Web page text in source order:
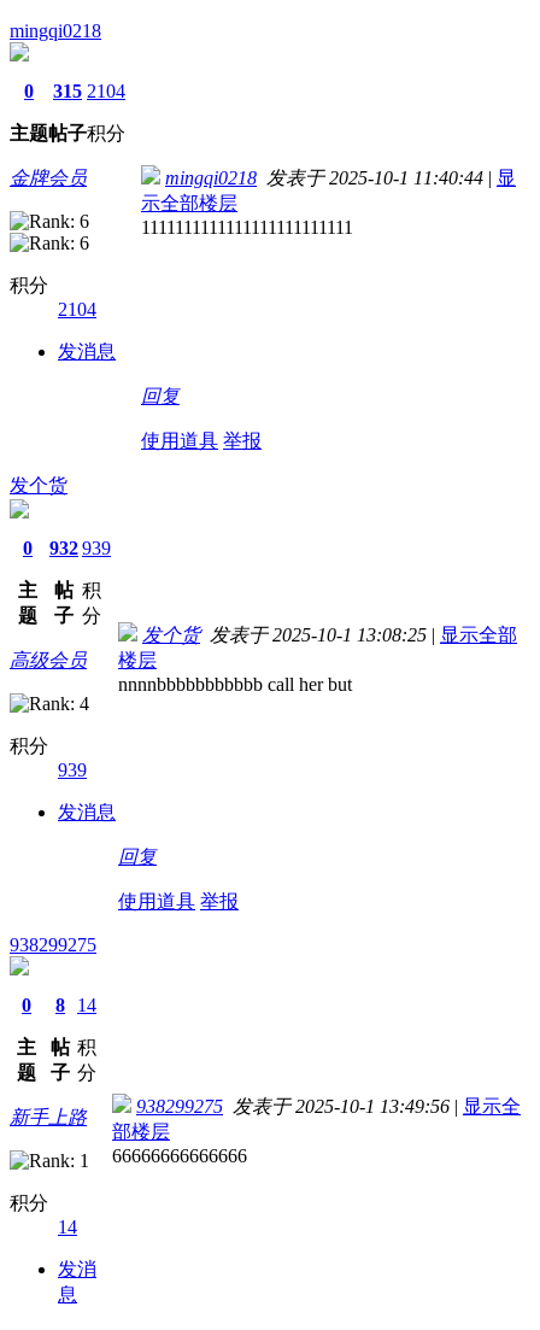
mingqi0218
0
主题
315
帖子
2104
积分
金牌会员
积分
2104
发消息
mingqi0218 发表于 2025-10-1 11:40:44 | 显
示全部楼层
1111111111111111111111111
回复
使用道具 举报
发个货
0
主
题
932
帖
子
939
积
分
高级会员
积分
939
发消息
发个货发表于 2025-10-1 13:08:25 | 显示全部
楼层
nnnnbbbbbbbbbbb call her but
回复
使用道具 举报
938299275
0
主
题
8
帖
子
14
积
分
新手上路
积分
14
发消
息
938299275 发表于 2025-10-1 13:49:56 | 显示全
部楼层
66666666666666